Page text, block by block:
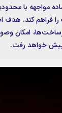
مواجهه با
مالیات را فراهم
امکان
پیش خواهد رفت.